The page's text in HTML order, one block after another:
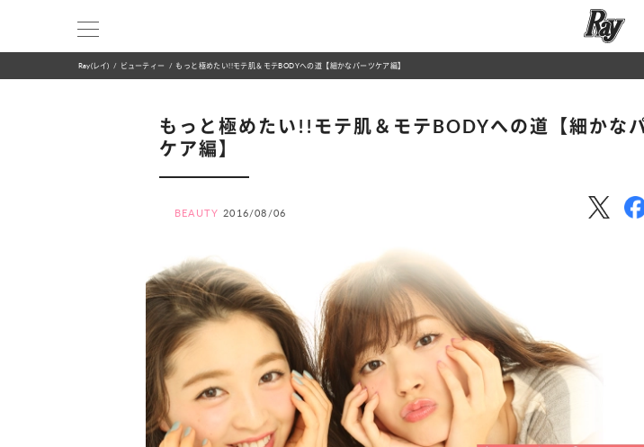
Ray(レイ) ビューティー もっと極めたい!!モテ肌＆モテBODYへの道【細かなパーツケア編】
もっと極めたい!!モテ肌＆モテBODYへの道【細かな
ケア編】
BEAUTY 2016/08/06